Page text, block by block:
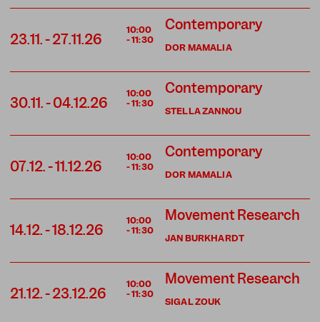
23.11.-27.11.26
10:00
-11:30
DOR MAMALIA
Contemporary
30.11.-04.12.26
10:00
-11:30
STELLA ZANNOU
Contemporary
07.12.-11.12.26
10:00
-11:30
DOR MAMALIA
Contemporary
14.12.-18.12.26
10:00
-11:30
JAN BURKHARDT
Movement Research
21.12.-23.12.26
10:00
-11:30
SIGAL ZOUK
Movement Research